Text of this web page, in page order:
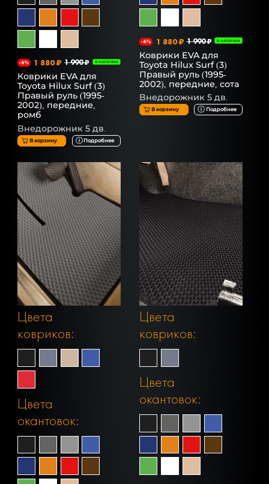
-6% 1 880 ₽ 1 990 ₽ В НАЛИЧИИ
Коврики EVA для
Toyota Hilux Surf (3)
Правый руль (1995-
2002), передние,
ромб
Внедорожник 5 дв.
В корзину Подробнее
-6% 1 880 ₽ 1 990 ₽ В НАЛИЧИИ
Коврики EVA для
Toyota Hilux Surf (3)
Правый руль (1995-
2002), передние, сота
Внедорожник 5 дв.
В корзину Подробнее
Цвета
ковриков:
Цвета
окантовок:
Цвета
ковриков:
Цвета
окантовок: